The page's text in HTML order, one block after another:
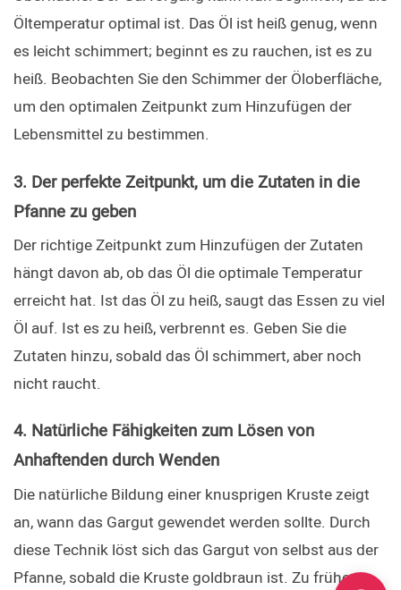
Öltemperatur optimal ist. Das Öl ist heiß genug, wenn
es leicht schimmert; beginnt es zu rauchen, ist es zu
heiß. Beobachten Sie den Schimmer der Öloberfläche,
um den optimalen Zeitpunkt zum Hinzufügen der
Lebensmittel zu bestimmen.
3. Der perfekte Zeitpunkt, um die Zutaten in die
Pfanne zu geben
Der richtige Zeitpunkt zum Hinzufügen der Zutaten
hängt davon ab, ob das Öl die optimale Temperatur
erreicht hat. Ist das Öl zu heiß, saugt das Essen zu viel
Öl auf. Ist es zu heiß, verbrennt es. Geben Sie die
Zutaten hinzu, sobald das Öl schimmert, aber noch
nicht raucht.
4. Natürliche Fähigkeiten zum Lösen von
Anhaftenden durch Wenden
Die natürliche Bildung einer knusprigen Kruste zeigt
an, wann das Gargut gewendet werden sollte. Durch
diese Technik löst sich das Gargut von selbst aus der
Pfanne, sobald die Kruste goldbraun ist. Zu frühes